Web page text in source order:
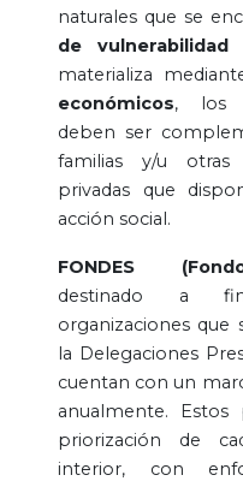
naturales que se
de vulnerabilidad
materializa
económicos, los
deben ser
familias y/u otras
privadas que
acción social.
FONDES
destinado a
organizaciones que
la Delegaciones
cuentan con un
anualmente.
priorización de
interior, con